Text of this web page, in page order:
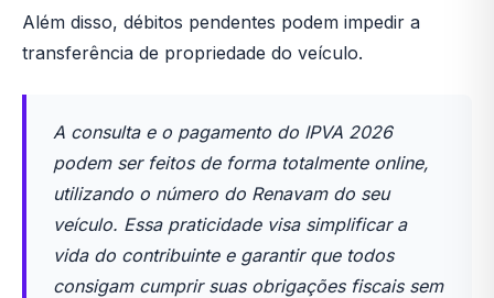
Além disso, débitos pendentes podem impedir a
transferência de propriedade do veículo.
A consulta e o pagamento do IPVA 2026
podem ser feitos de forma totalmente online,
utilizando o número do Renavam do seu
veículo. Essa praticidade visa simplificar a
vida do contribuinte e garantir que todos
consigam cumprir suas obrigações fiscais sem